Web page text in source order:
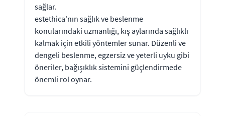
sağlar.
estethica'nın sağlık ve beslenme
konularındaki uzmanlığı, kış aylarında sağlıklı
kalmak için etkili yöntemler sunar. Düzenli ve
dengeli beslenme, egzersiz ve yeterli uyku gibi
öneriler, bağışıklık sistemini güçlendirmede
önemli rol oynar.